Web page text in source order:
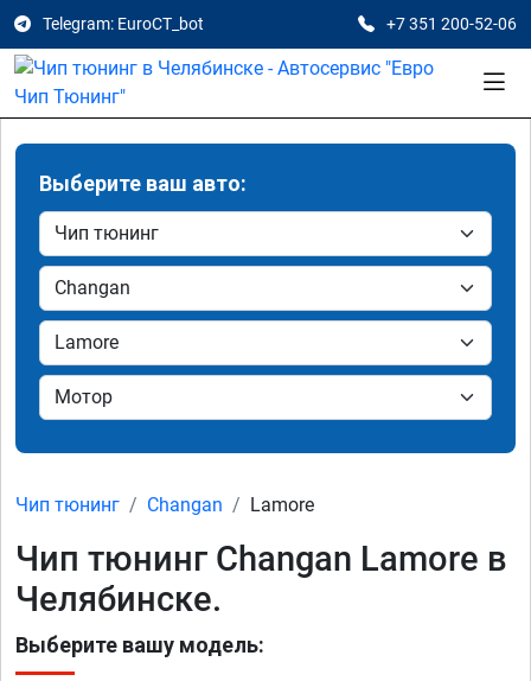
Telegram: EuroCT_bot +7 351 200-52-06
Выберите ваш авто:
Чип тюнинг Changan Lamore
Чип тюнинг Changan Lamore в
Челябинске.
Выберите вашу модель: